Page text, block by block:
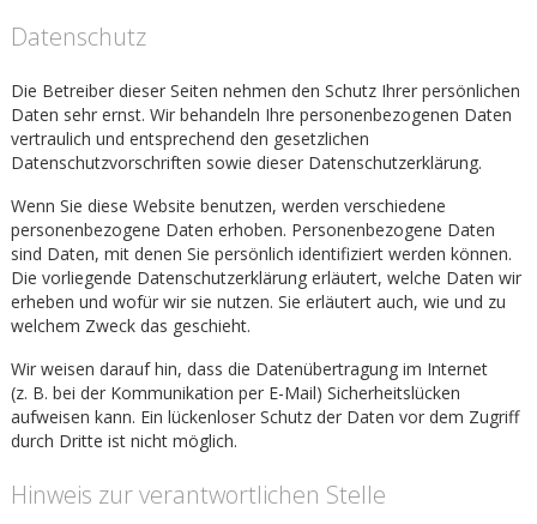
Datenschutz
Die Betreiber dieser Seiten nehmen den Schutz Ihrer persönlichen
Daten sehr ernst. Wir behandeln Ihre personenbezogenen Daten
vertraulich und entsprechend den gesetzlichen
Datenschutzvorschriften sowie dieser Datenschutzerklärung.
Wenn Sie diese Website benutzen, werden verschiedene
personenbezogene Daten erhoben. Personenbezogene Daten
sind Daten, mit denen Sie persönlich identifiziert werden können.
Die vorliegende Datenschutzerklärung erläutert, welche Daten wir
erheben und wofür wir sie nutzen. Sie erläutert auch, wie und zu
welchem Zweck das geschieht.
Wir weisen darauf hin, dass die Datenübertragung im Internet
(z. B. bei der Kommunikation per E-Mail) Sicherheitslücken
aufweisen kann. Ein lückenloser Schutz der Daten vor dem Zugriff
durch Dritte ist nicht möglich.
Hinweis zur verantwortlichen Stelle